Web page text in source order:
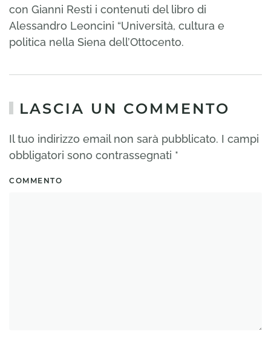
con Gianni Resti i contenuti del libro di
Alessandro Leoncini “Università, cultura e
politica nella Siena dell’Ottocento.
LASCIA UN COMMENTO
Il tuo indirizzo email non sarà pubblicato. I campi
obbligatori sono contrassegnati *
COMMENTO